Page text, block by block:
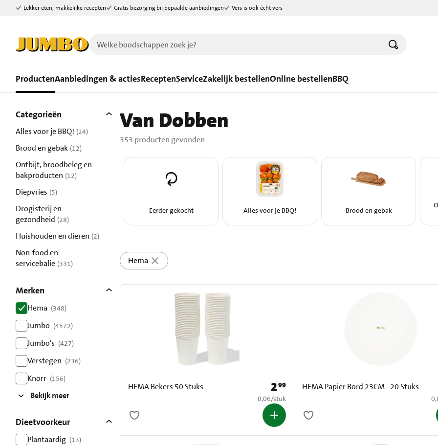
Ga naar zoeken
Ga naar hoofdinhoud
Lekker eten, makkelijke recepten Gratis bezorging bij bepaalde aanbiedingen Vers is ook écht vers
ProductenAanbiedingen & actiesReceptenServiceZakelijk bestellenOnline bestellenBBQ
353 producten gevonden.
Filters
Categorieën
Alles voor je BBQ! (24)
Brood en gebak (12)
Ontbijt, broodbeleg en
bakproducten (12)
Diepvries (5)
Drogisterij en
gezondheid (28)
Huishouden en dieren (2)
Non-food en
servicebalie (331)
Merken
Hema (348)
resultaten
Jumbo (4572)
resultaten
Jumbo's (427)
resultaten
Verstegen (236)
resultaten
Knorr (156)
Bekijk meer
Dieetvoorkeur
Plantaardig (13)
Van Dobben
353 producten gevonden
Eerder gekocht Alles voor je BBQ! Brood en gebak
Hema
HEMA Bekers 50 Stuks Prijs: € 2,99
299
€ 0,06 per stuk
0,06/stuk
HEMA Papier Bord 23CM - 20 Stuks
€